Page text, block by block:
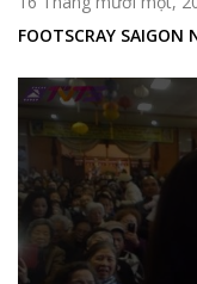
FOOTSCRAY SAIGON